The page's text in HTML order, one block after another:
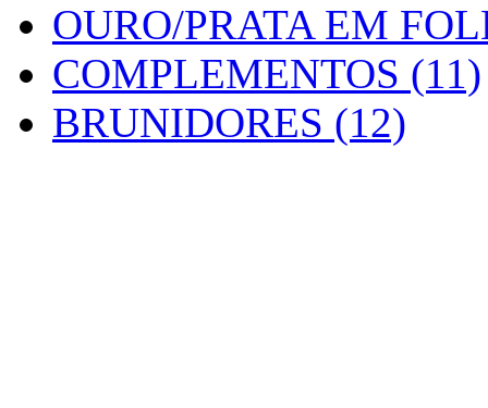
OURO/PRATA EM
COMPLEMENTOS (11)
BRUNIDORES (12)